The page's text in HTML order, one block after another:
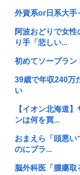
外資系or日系大手
阿波おどりで女
り手「悲しい...
初めてソープラン
39歳で年収240万
い
【イオン北海道
ンは何を買...
おまえら「頭悪い
のにプラ...
脳外科医「腫瘍